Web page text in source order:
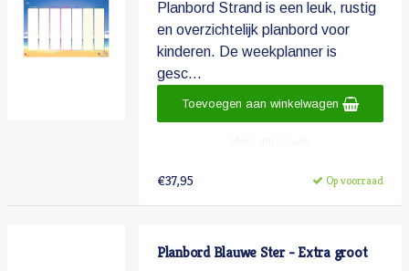
Planbord Strand is een leuk, rustig
en overzichtelijk planbord voor
kinderen. De weekplanner is
gesc...
€37,95 Op voorraad
Toevoegen aan winkelwagen
Planbord Blauwe Ster - Extra groot